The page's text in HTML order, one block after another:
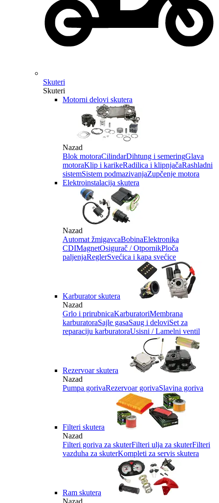
Skuteri
Skuteri
Motorni delovi skutera
Nazad
Blok motoraCilindarDihtung i semeringGlava
motoraKlip i karikeRadilica i klipnjačaRashladni
sistemSistem podmazivanjaZupčenje motora
Elektroinstalacija skutera
Nazad
Automat žmigavcaBobinaElektronika
CDIMagnetOsigurač / OtpornikPloča
paljenjaReglerSvećica i kapa svećice
Karburator skutera
Nazad
Grlo i prirubnicaKarburatoriMembrana
karburatoraSajle gasaSaug i deloviSet za
reparaciju karburatoraUsisni / Lamelni ventil
Rezervoar skutera
Nazad
Pumpa gorivaRezervoar gorivaSlavina goriva
Filteri skutera
Nazad
Filteri goriva za skuterFilteri ulja za skuterFilteri
vazduha za skuterKompleti za servis skutera
Ram skutera
Nazad